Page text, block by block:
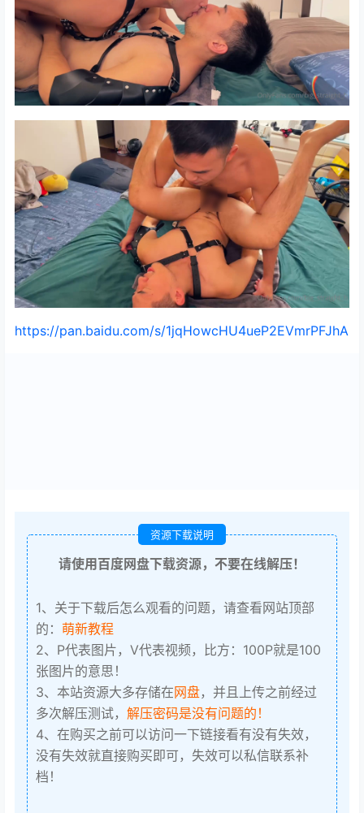
https://pan.baidu.com/s/1jqHowcHU4ueP2EVmrPFJhA
资源下载说明
请使用百度网盘下载资源，不要在线解压！
1、关于下载后怎么观看的问题，请查看网站顶部
的： 萌新教程
2、P代表图片，V代表视频，比方：100P就是100
张图片的意思！
3、本站资源大多存储在网盘，并且上传之前经过
多次解压测试， 解压密码是没有问题的！
4、在购买之前可以访问一下链接看有没有失效，
没有失效就直接购买即可，失效可以私信联系补
档！